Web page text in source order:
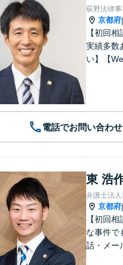
荻野法律
京都府|
【初回
実績多数
い】【
電話でお問い合わせ
東 浩
弁護士法
京都府|
【初回
な事件で
話・メー